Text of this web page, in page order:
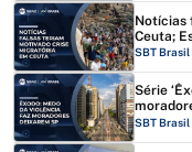
Notícias
Ceuta;
SBT Brasil
Série
SBT Brasil